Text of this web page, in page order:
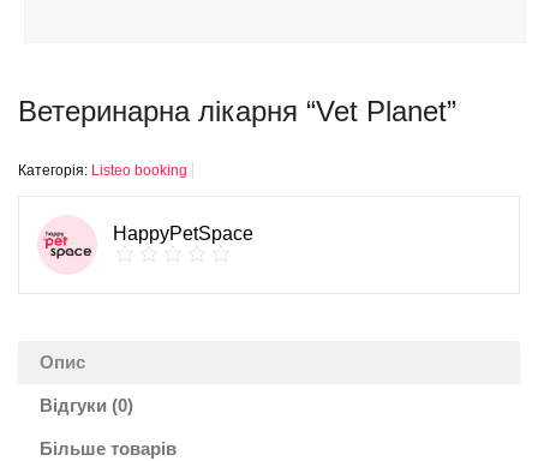
Ветеринарна лікарня “Vet Planet”
Категорія: Listeo booking
HappyPetSpace
Опис
Відгуки (0)
Більше товарів